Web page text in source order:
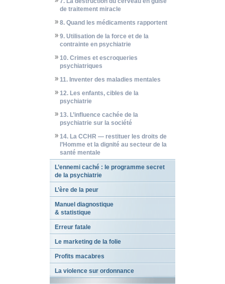
de traitement miracle
8. Quand les médicaments rapportent
9. Utilisation de la force et de la
contrainte en psychiatrie
10. Crimes et escroqueries
psychiatriques
11. Inventer des maladies mentales
12. Les enfants, cibles de la
psychiatrie
13. L’influence cachée de la
psychiatrie sur la société
14. La CCHR — restituer les droits de
l’Homme et la dignité au secteur de la
santé mentale
L’ennemi caché : le programme secret
de la psychiatrie
L’ère de la peur
Manuel diagnostique
& statistique
Erreur fatale
Le marketing de la folie
Profits macabres
La violence sur ordonnance